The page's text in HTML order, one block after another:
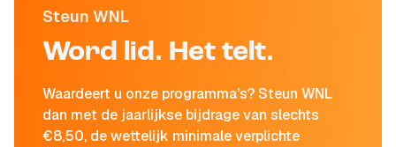
Steun WNL
Word lid. Het telt.
Waardeert u onze programma's? Steun WNL
dan met de jaarlijkse bijdrage van slechts
€8,50, de wettelijk minimale verplichte